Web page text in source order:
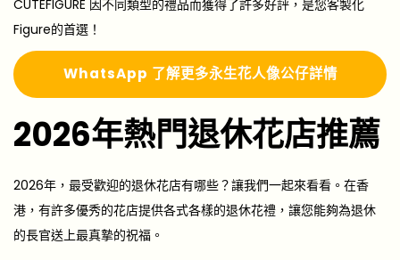
CUTEFIGURE 因不同類型的禮品而獲得了許多好評，是您客製化
Figure的首選！
WhatsApp 了解更多永生花人像公仔詳情
2026年熱門退休花店推薦
2026年，最受歡迎的退休花店有哪些？讓我們一起來看看。在香
港，有許多優秀的花店提供各式各樣的退休花禮，讓您能夠為退休
的長官送上最真摯的祝福。